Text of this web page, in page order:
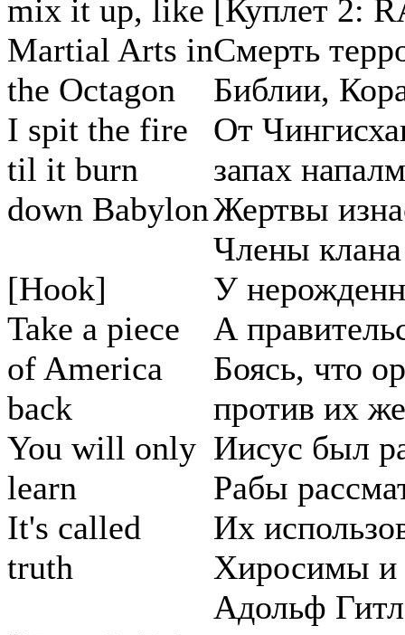
mix it up, like
Martial Arts in
the Octagon
I spit the fire
til it burn
down Babylon
[Hook]
Take a piece
of America
back
You will only
learn
It's called
truth
[Куплет 2:
Смерть
Библии,
От
запах
Жертвы
Члены
У
А
Боясь, что
против их
Иисус был
Рабы
Их
Хиросимы и
Адольф